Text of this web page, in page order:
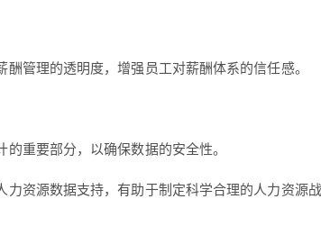
管理的透明度，增强员工对薪酬体系的信任感。
重要部分，以确保数据的安全性。
资源数据支持，有助于制定科学合理的人力资源